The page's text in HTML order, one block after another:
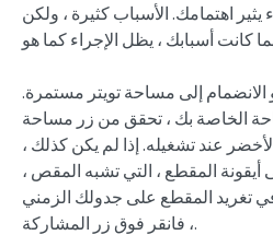
اهتمامك. الأسباب كثيرة ، ولكن
الانضمام إلى مساحة تويتر مستمرة.
الخاصة بك ، تحقق من زر مساحة
عند تشغيله. إذا لم يكن كذلك ،
المقطع ، التي تشبه المقص ،
تغريد المقطع على جدولك الزمني
، فانقر فوق زر المشاركة.